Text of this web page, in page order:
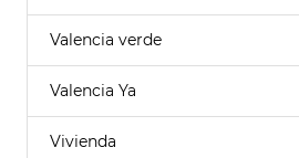
Valencia verde
Valencia Ya
Vivienda